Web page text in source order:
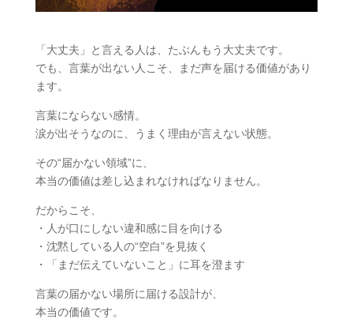
「大丈夫」と言える人は、たぶんもう大丈夫です。
でも、言葉が出ない人こそ、まだ声を届ける価値があり
ます。
言葉にならない感情。
涙が出そうなのに、うまく理由が言えない状態。
その“届かない領域”に、
本当の価値は差し込まれなければなりません。
だからこそ、
・人が口にしない違和感に目を向ける
・沈黙している人の“空白”を見抜く
・「まだ伝えていないこと」に耳を澄ます
言葉の届かない場所に届ける設計が、
本当の価値です。